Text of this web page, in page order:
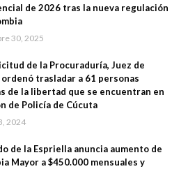
de 2026 tras la nueva regulación
30, 2025
de la Procuraduría, Juez de
ordenó trasladar a 61 personas
de la libertad que se encuentran en
de Policía de Cúcuta
2024
de la Espriella anuncia aumento de
Mayor a $450.000 mensuales y